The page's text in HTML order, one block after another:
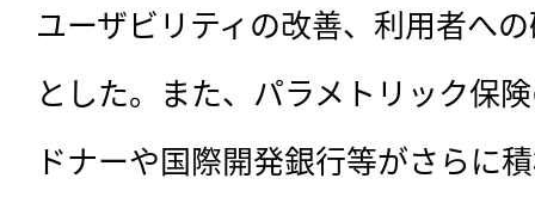
ユーザビリティの改善、利用者へ
とした。また、パラメトリック保
ドナーや国際開発銀行等がさらに